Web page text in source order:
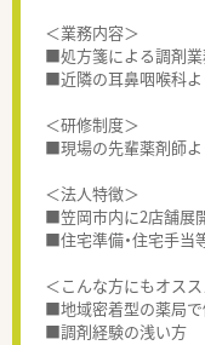
＜業務内容＞
■処方箋による調剤業
■近隣の耳鼻咽喉科よ
＜研修制度＞
■現場の先輩薬剤師よ
＜法人特徴＞
■笠岡市内に2店舗展
■住宅準備・住宅手当
＜こんな方にもオス
■地域密着型の薬局
■調剤経験の浅い方